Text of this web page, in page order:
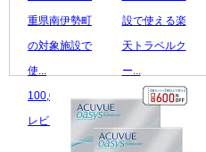
重県南伊勢町
の対象施設で
使...
100,000 円
レビュー数：0
設で使える楽
天トラベルク
ー...
80,000 円